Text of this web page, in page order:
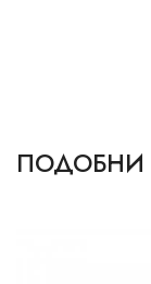
ПОДОБНИ